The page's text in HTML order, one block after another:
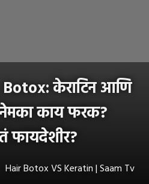
केराटिन आणि
काय फरक?
फायदेशीर?
Hair Botox VS Keratin | Saam Tv